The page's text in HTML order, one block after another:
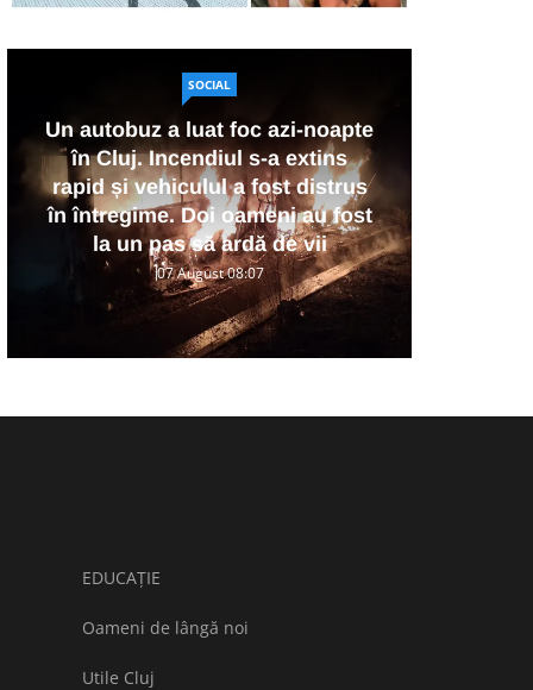
SOCIAL
Un autobuz a luat foc azi-noapte
în Cluj. Incendiul s-a extins
rapid și vehiculul a fost distrus
în întregime. Doi oameni au fost
la un pas să ardă de vii
07 August 08:07
EDUCAȚIE
Oameni de lângă noi
Utile Cluj